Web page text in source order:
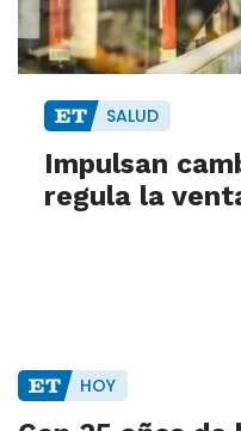
SALUD
Impulsan
regula la
HOY